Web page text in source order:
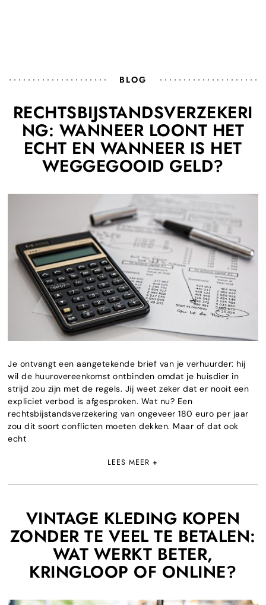
BLOG
RECHTSBIJSTANDSVERZEKERI
NG: WANNEER LOONT HET
ECHT EN WANNEER IS HET
WEGGEGOOID GELD?
Je ontvangt een aangetekende brief van je verhuurder: hij
wil de huurovereenkomst ontbinden omdat je huisdier in
strijd zou zijn met de regels. Jij weet zeker dat er nooit een
expliciet verbod is afgesproken. Wat nu? Een
rechtsbijstandsverzekering van ongeveer 180 euro per jaar
zou dit soort conflicten moeten dekken. Maar of dat ook
echt
LEES MEER +
VINTAGE KLEDING KOPEN
ZONDER TE VEEL TE BETALEN:
WAT WERKT BETER,
KRINGLOOP OF ONLINE?